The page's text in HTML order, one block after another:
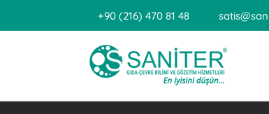
+90 (216) 470 81 48